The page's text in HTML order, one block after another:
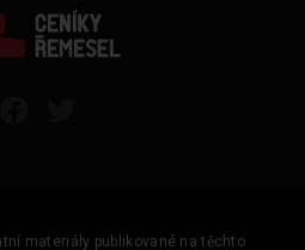
materiály publikované na těchto